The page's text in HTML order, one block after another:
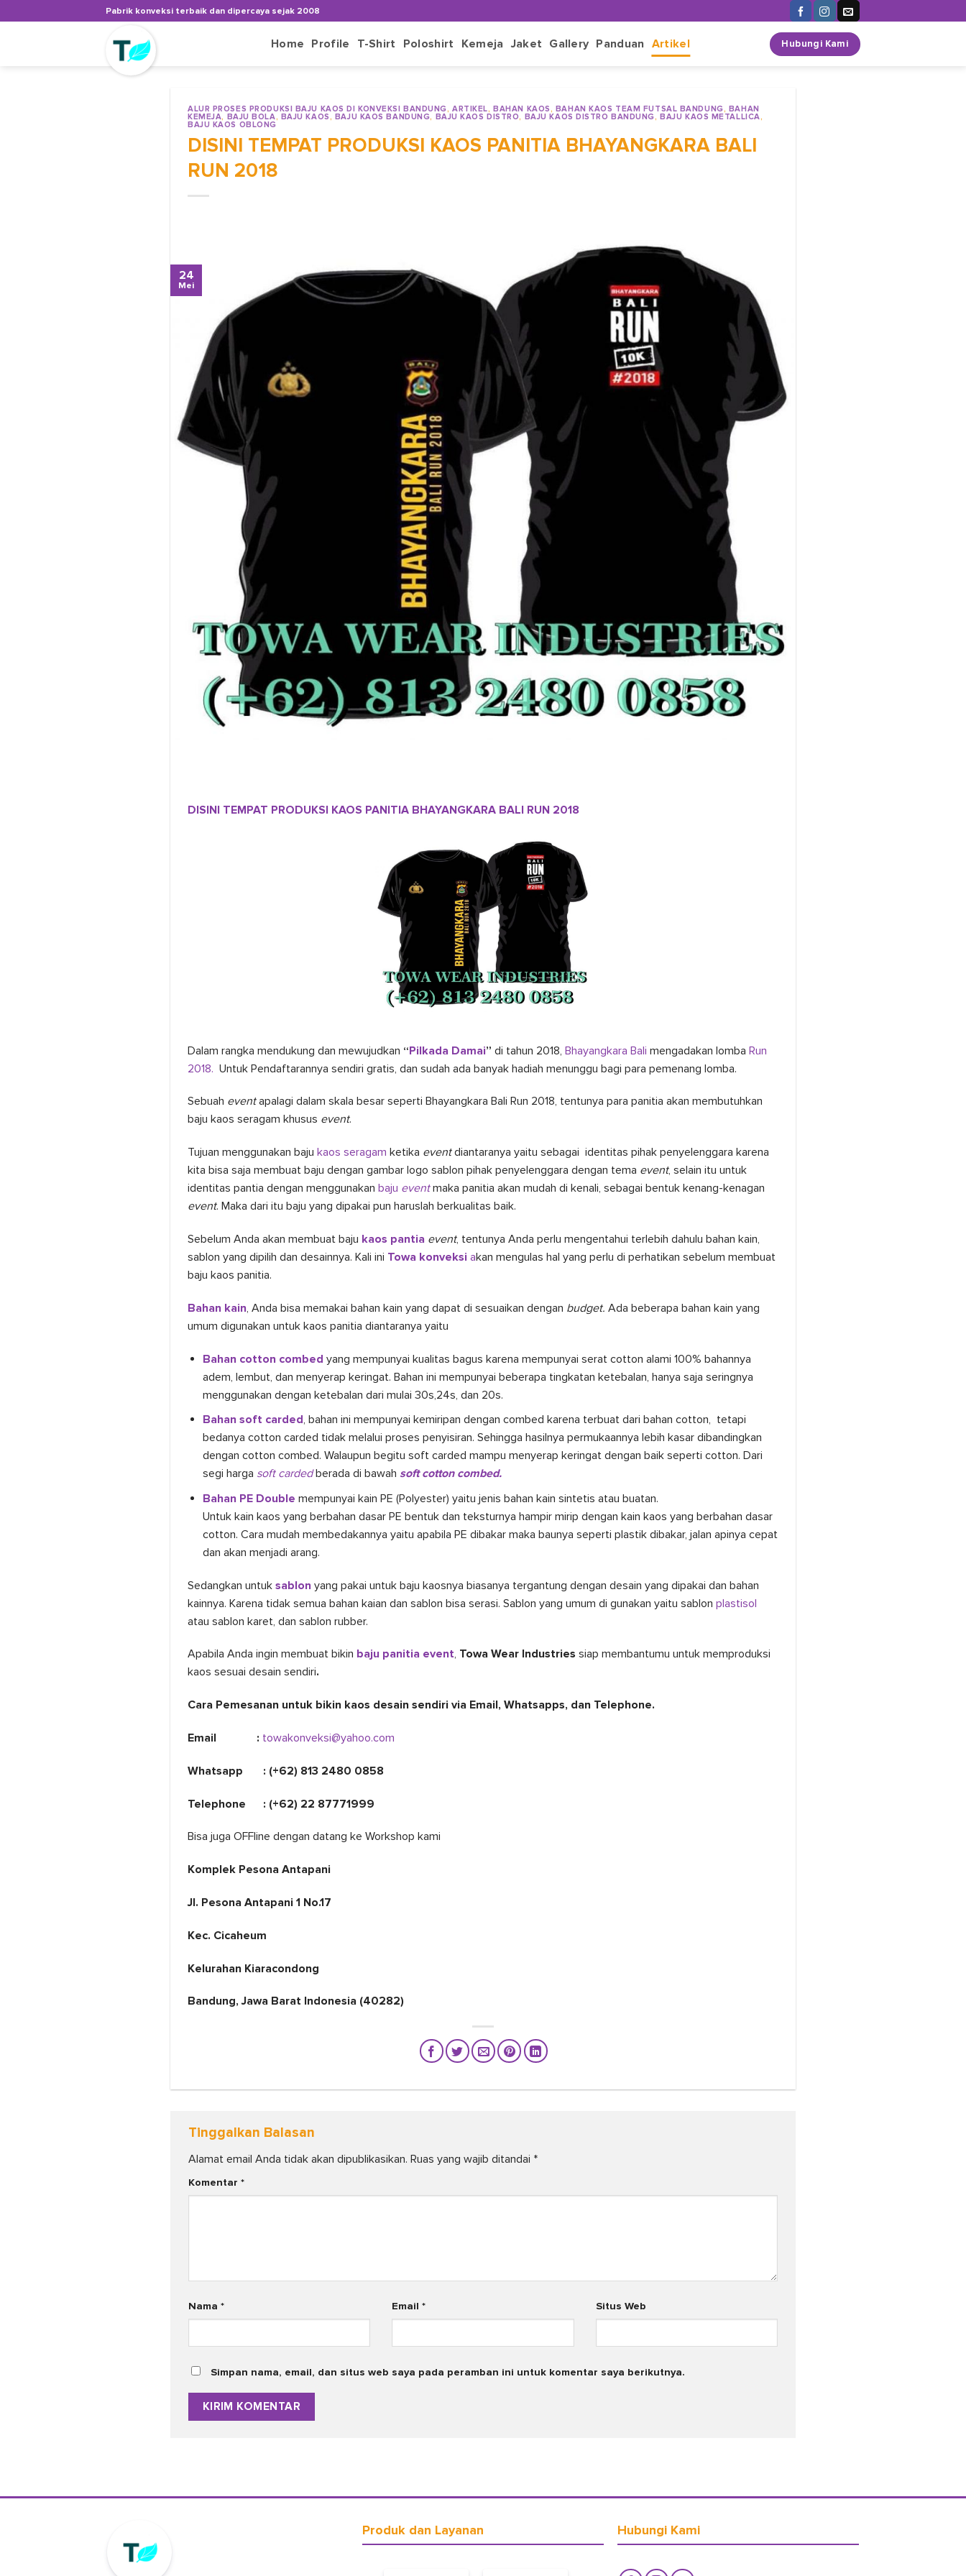
to
Pabrik konveksi terbaik dan dipercaya sejak 2008
Home Profile T-Shirt Poloshirt Kemeja Jaket Gallery Panduan Artikel Hubungi Kami
ALUR PROSES PRODUKSI BAJU KAOS DI KONVEKSI BANDUNG,ARTIKEL,BAHAN KAOS, BAHAN KAOS TEAM FUTSAL BANDUNG, BAHAN
KEMEJA, BAJU BOLA, BAJU KAOS, BAJU KAOS BANDUNG, BAJU KAOS DISTRO, BAJU KAOS DISTRO BANDUNG,BAJU KAOS METALLICA,
BAJU KAOS OBLONG
DISINI TEMPAT PRODUKSI KAOS PANITIA BHAYANGKARA BALI
RUN 2018
24
Mei
DISINI TEMPAT PRODUKSI KAOS PANITIA BHAYANGKARA BALI RUN 2018
Dalam rangka mendukung dan mewujudkan “Pilkada Damai” di tahun 2018, Bhayangkara Bali mengadakan lomba Run
2018. Untuk Pendaftarannya sendiri gratis, dan sudah ada banyak hadiah menunggu bagi para pemenang lomba.
Sebuah eventapalagi dalam skala besar seperti Bhayangkara Bali Run 2018, tentunya para panitia akan membutuhkan
baju kaos seragam khusus event.
Tujuan menggunakan baju kaos seragam ketika eventdiantaranya yaitu sebagai identitas pihak penyelenggara karena
kita bisa saja membuat baju dengan gambar logo sablon pihak penyelenggara dengan tema event, selain itu untuk
identitas pantia dengan menggunakan baju event maka panitia akan mudah di kenali, sebagai bentuk kenang-kenagan
event. Maka dari itu baju yang dipakai pun haruslah berkualitas baik.
Sebelum Anda akan membuat baju kaos pantia event, tentunya Anda perlu mengentahui terlebih dahulu bahan kain,
sablon yang dipilih dan desainnya. Kali ini Towa konveksi akan mengulas hal yang perlu di perhatikan sebelum membuat
baju kaos panitia.
Bahan kain, Anda bisa memakai bahan kain yang dapat di sesuaikan dengan budget. Ada beberapa bahan kain yang
umum digunakan untuk kaos panitia diantaranya yaitu
Bahan cotton combed yang mempunyai kualitas bagus karena mempunyai serat cotton alami 100% bahannya
adem, lembut, dan menyerap keringat. Bahan ini mempunyai beberapa tingkatan ketebalan, hanya saja seringnya
menggunakan dengan ketebalan dari mulai 30s,24s, dan 20s.
Bahan soft carded, bahan ini mempunyai kemiripan dengan combed karena terbuat dari bahan cotton, tetapi
bedanya cotton carded tidak melalui proses penyisiran. Sehingga hasilnya permukaannya lebih kasar dibandingkan
dengan cotton combed. Walaupun begitu soft carded mampu menyerap keringat dengan baik seperti cotton. Dari
segi harga soft cardedberada di bawah soft cotton combed.
Bahan PE Double mempunyai kain PE (Polyester) yaitu jenis bahan kain sintetis atau buatan.
Untuk kain kaos yang berbahan dasar PE bentuk dan teksturnya hampir mirip dengan kain kaos yang berbahan dasar
cotton. Cara mudah membedakannya yaitu apabila PE dibakar maka baunya seperti plastik dibakar, jalan apinya cepat
dan akan menjadi arang.
Sedangkan untuk sablon yang pakai untuk baju kaosnya biasanya tergantung dengan desain yang dipakai dan bahan
kainnya. Karena tidak semua bahan kaian dan sablon bisa serasi. Sablon yang umum di gunakan yaitu sablon plastisol
atau sablon karet, dan sablon rubber.
Apabila Anda ingin membuat bikin baju panitia event, Towa Wear Industries siap membantumu untuk memproduksi
kaos sesuai desain sendiri.
Cara Pemesanan untuk bikin kaos desain sendiri via Email, Whatsapps, dan Telephone.
Email : towakonveksi@yahoo.com
Whatsapp : (+62) 813 2480 0858
Telephone : (+62) 22 87771999
Bisa juga OFFline dengan datang ke Workshop kami
Komplek Pesona Antapani
Jl. Pesona Antapani 1 No.17
Kec. Cicaheum
Kelurahan Kiaracondong
Bandung, Jawa Barat Indonesia (40282)
Tinggalkan Balasan
Alamat email Anda tidak akan dipublikasikan. Ruas yang wajib ditandai *
Komentar *
Nama * Email* Situs Web
Simpan nama, email, dan situs web saya pada peramban ini untuk komentar saya berikutnya.
Produk dan Layanan Hubungi Kami